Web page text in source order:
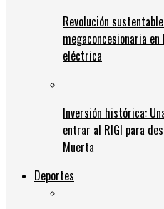
Revolución
megaconcesionaria
eléctrica
Inversión histórica:
entrar al RIGI para
Muerta
Deportes